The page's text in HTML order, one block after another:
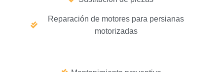
Reparación de motores para persianas
motorizadas